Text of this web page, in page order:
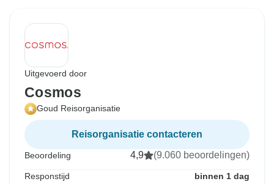
Uitgevoerd door
Cosmos
Goud Reisorganisatie
Reisorganisatie contacteren
Beoordeling 4,9 (9.060 beoordelingen)
Responstijd binnen 1 dag